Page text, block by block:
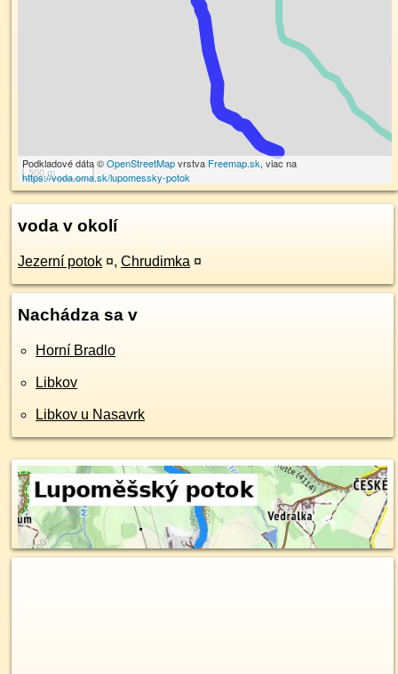
500 m
Podkladové dáta ©OpenStreetMapvrstva Freemap.sk, viac na
https://voda.oma.sk/lupomessky-potok
voda v okolí
Jezerní potok ¤, Chrudimka ¤
Nachádza sa v
Horní Bradlo
Libkov
Libkov u Nasavrk